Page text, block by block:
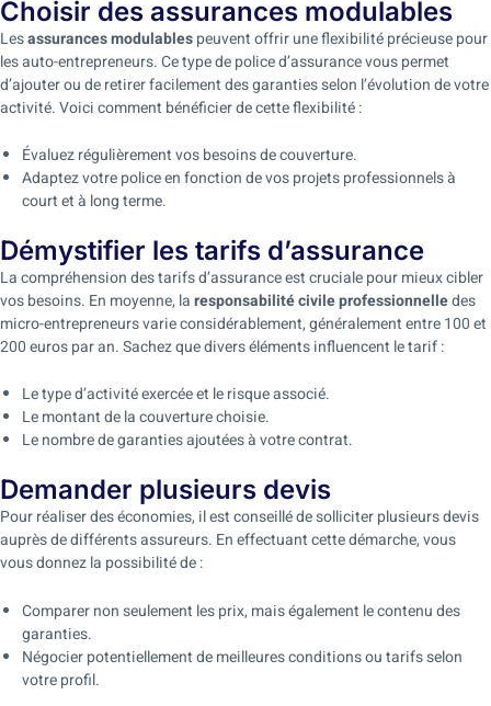
Choisir des assurances modulables
Lesassurances modulablespeuvent offrir une flexibilité précieuse pour
les auto-entrepreneurs. Ce type de police d’assurance vous permet
d’ajouter ou de retirer facilement des garanties selon l’évolution de votre
activité. Voici comment bénéficier de cette flexibilité :
Évaluez régulièrement vos besoins de couverture.
Adaptez votre police en fonction de vos projets professionnels à
court et à long terme.
Démystifier les tarifs d’assurance
La compréhension des tarifs d’assurance est cruciale pour mieux cibler
vos besoins. En moyenne, laresponsabilité civile professionnelledes
micro-entrepreneurs varie considérablement, généralement entre 100 et
200 euros par an. Sachez que divers éléments influencent le tarif :
Le type d’activité exercée et le risque associé.
Le montant de la couverture choisie.
Le nombre de garanties ajoutées à votre contrat.
Demander plusieurs devis
Pour réaliser des économies, il est conseillé de solliciter plusieurs devis
auprès de différents assureurs. En effectuant cette démarche, vous
vous donnez la possibilité de :
Comparer non seulement les prix, mais également le contenu des
garanties.
Négocier potentiellement de meilleures conditions ou tarifs selon
votre profil.